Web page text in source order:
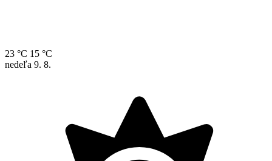
23 °C 15 °C
nedeľa 9. 8.